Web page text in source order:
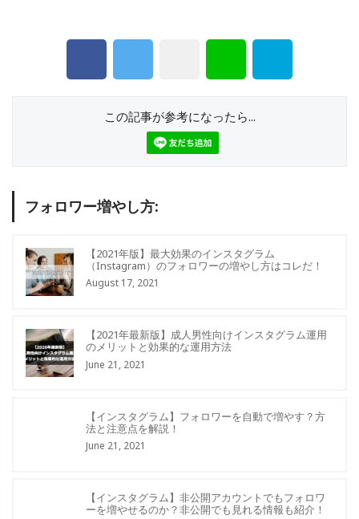
この記事が参考になったら...
フォロワー増やし方:
【2021年版】最大効果のインスタグラム
（Instagram）のフォロワーの増やし方はコレだ！
August 17, 2021
【2021年最新版】成人男性向けインスタグラム運用
のメリットと効果的な運用方法
June 21, 2021
【インスタグラム】フォロワーを自動で増やす？方
法と注意点を解説！
June 21, 2021
【インスタグラム】非公開アカウントでもフォロワ
ーを増やせるのか？非公開でも見れる情報も紹介！